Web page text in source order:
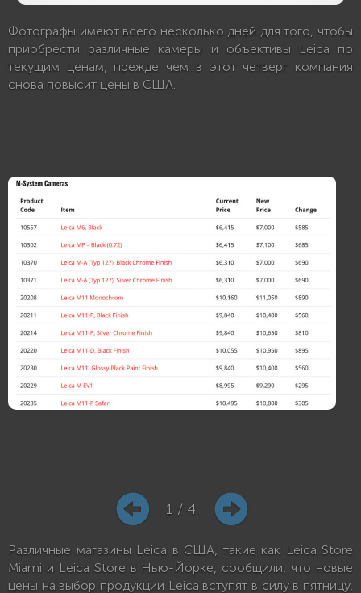
Фотографы имеют всего несколько дней для того, чтобы
приобрести различные камеры и объективы Leica по
текущим ценам, прежде чем в этот четверг компания
снова повысит цены в США.
1 / 4
Различные магазины Leica в США, такие как Leica Store
Miami и Leica Store в Нью-Йорке, сообщили, что новые
цены на выбор продукции Leica вступят в силу в пятницу,